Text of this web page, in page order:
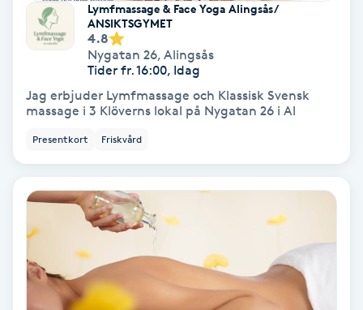
Vaxning
Vaxning brasiliansk
Veterinär
Vibrationsmassage
Vinyasa Yoga
Volymfransar
Vårtor
Lymfmassage & Face Yoga Alingsås/
ANSIKTSGYMET
4.8
Nygatan 26, Alingsås
Tider fr. 16:00, Idag
Jag erbjuder Lymfmassage och Klassisk Svensk
massage i 3 Klöverns lokal på Nygatan 26 i Al
Presentkort Friskvård